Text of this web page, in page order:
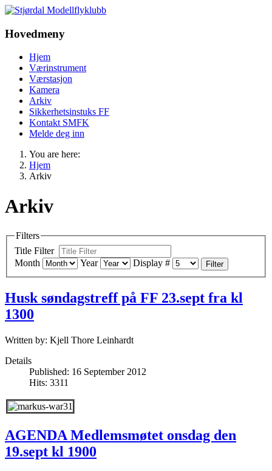
Hovedmeny
Hjem
Værinstrument
Værstasjon
Kamera
Arkiv
Sikkerhetsinstuks FF
Kontakt SMFK
Melde deg inn
You are here:
Hjem
Arkiv
Arkiv
Filters
Title Filter
Month
Year Display # Filter
Husk søndagstreff på FF 23.sept fra kl
1300
Written by: Kjell Thore Leinhardt
Details
Published: 16 September 2012
Hits: 3311
AGENDA Medlemsmøtet onsdag den
19.sept kl 1900